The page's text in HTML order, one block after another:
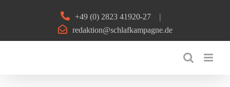
+49 (0) 2823 41920-27
|
redaktion@schlafkampagne.de